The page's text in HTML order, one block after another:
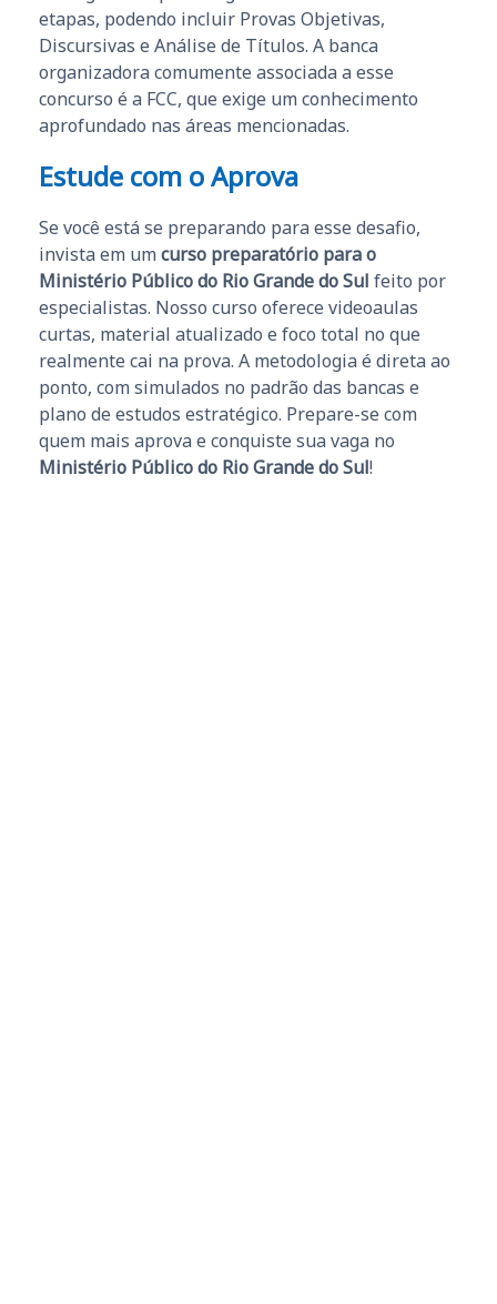
etapas, podendo incluir Provas Objetivas,
Discursivas e Análise de Títulos. A banca
organizadora comumente associada a esse
concurso é a FCC, que exige um conhecimento
aprofundado nas áreas mencionadas.
Estude com o Aprova
Se você está se preparando para esse desafio,
invista em um curso preparatório para o
Ministério Público do Rio Grande do Sul feito por
especialistas. Nosso curso oferece videoaulas
curtas, material atualizado e foco total no que
realmente cai na prova. A metodologia é direta ao
ponto, com simulados no padrão das bancas e
plano de estudos estratégico. Prepare-se com
quem mais aprova e conquiste sua vaga no
Ministério Público do Rio Grande do Sul!